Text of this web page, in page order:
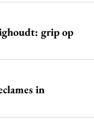
grip op
in